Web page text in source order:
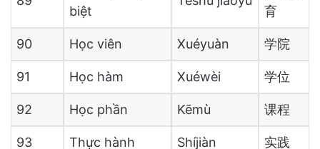
biệt
育
90 Học viên Xuéyuàn 学院
91 Học hàm Xuéwèi 学位
92 Học phần Kēmù 课程
93 Thực hành Shíjiàn 实践